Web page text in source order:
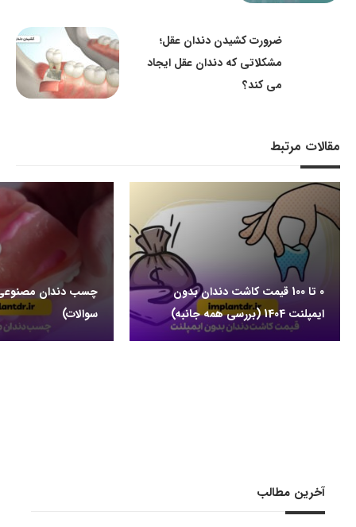
ضرورت کشیدن دندان عقل؛
مشکلاتی که دندان عقل ایجاد
می کند؟
مقالات مرتبط
0 تا 100 قیمت کاشت دندان بدون
ایمپلنت 1404 (بررسی همه جانبه)
سوالات)
آخرین مطالب